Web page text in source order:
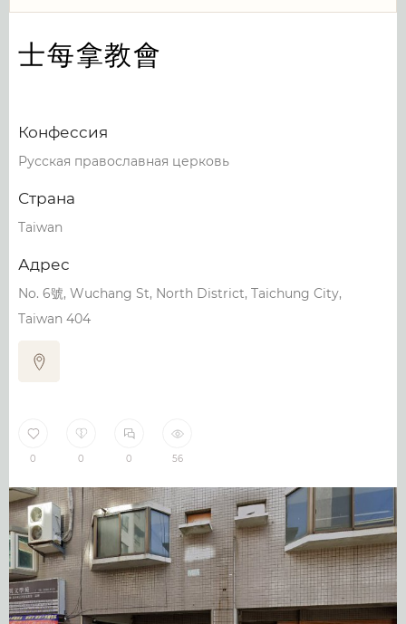
士每拿教會
Конфессия
Русская православная церковь
Страна
Taiwan
Адрес
No. 6號, Wuchang St, North District, Taichung City,
Taiwan 404
0 0 0 56